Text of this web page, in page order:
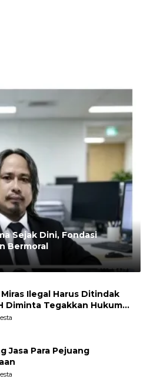
Sejak Dini, Fondasi
Bermoral
Ilegal Harus Ditindak
Diminta Tegakkan Hukum
Bulu
Jasa Para Pejuang